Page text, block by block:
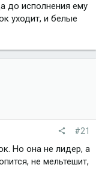
до исполнения ему
уходит, и белые
#21
Но она не лидер, а
не мельтешит,